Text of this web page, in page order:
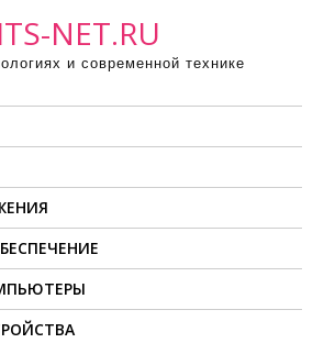
ITS-NET.RU
и современной технике